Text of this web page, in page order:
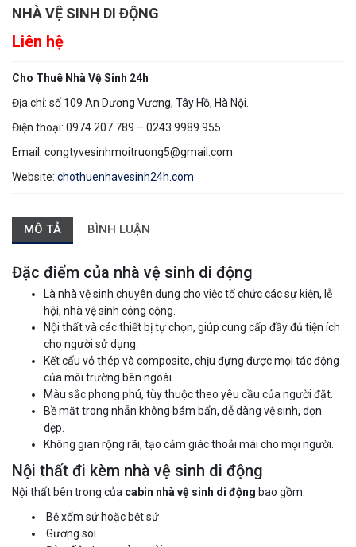
NHÀ VỆ SINH DI ĐỘNG
Liên hệ
Cho Thuê Nhà Vệ Sinh 24h
Địa chỉ: số 109 An Dương Vương, Tây Hồ, Hà Nội.
Điện thoại: 0974.207.789 – 0243.9989.955
Email: congtyvesinhmoitruong5@gmail.com
Website: chothuenhavesinh24h.com
MÔ TẢ BÌNH LUẬN
Đặc điểm của nhà vệ sinh di động
Là nhà vệ sinh chuyên dụng cho việc tổ chức các sự kiện, lễ
hội, nhà vệ sinh công cộng.
Nội thất và các thiết bị tự chọn, giúp cung cấp đầy đủ tiện ích
cho người sử dụng.
Kết cấu vỏ thép và composite, chịu đựng được mọi tác động
của môi trường bên ngoài.
Màu sắc phong phú, tùy thuộc theo yêu cầu của người đặt.
Bề mặt trong nhẵn không bám bẩn, dễ dàng vệ sinh, dọn
dẹp.
Không gian rộng rãi, tạo cảm giác thoải mái cho mọi người.
Nội thất đi kèm nhà vệ sinh di động
Nội thất bên trong của cabin nhà vệ sinh di động bao gồm:
Bệ xổm sứ hoặc bệt sứ
Gương soi